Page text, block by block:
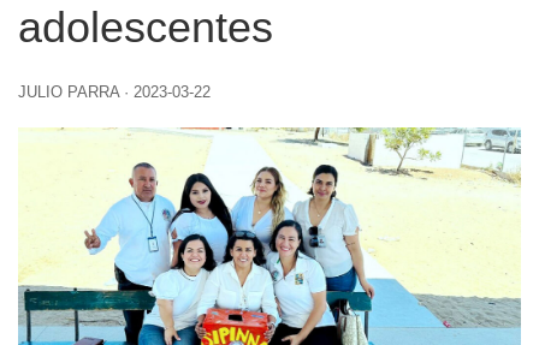
adolescentes
JULIO PARRA · 2023-03-22